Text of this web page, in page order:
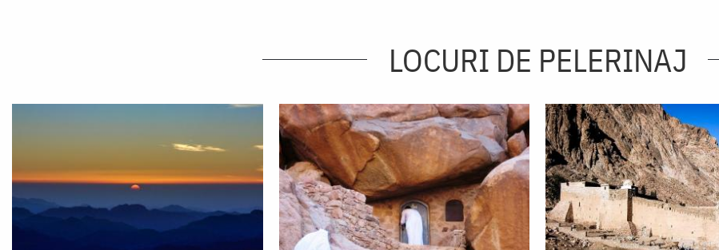
LOCURI DE PELERINAJ